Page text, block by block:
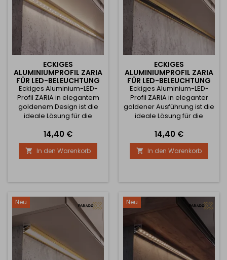
ECKIGES
ALUMINIUMPROFIL ZARIA
FÜR LED-BELEUCHTUNG
MIT TRANSPARENTER
ABDECKUNG / GOLD
Eckiges Aluminium-LED-
Profil ZARIA in elegantem
goldenem Design ist die
ideale Lösung für die
im Winkel von 45°, wodurch
das Licht optimal genau
dorthin gelenkt wird, wo Sie
es benötigen. Es eignet sich
Kleiderschränken und
weiteren Innenelementen.
Das Profil besteht...
Preis
14,40 €
 In den Warenkorb
ECKIGES
ALUMINIUMPROFIL ZARIA
FÜR LED-BELEUCHTUNG
MIT SCHWARZER
ABDECKUNG / GOLD
Eckiges Aluminium-LED-
Profil ZARIA in eleganter
goldener Ausführung ist die
ideale Lösung für die
im Winkel von 45°, wodurch
das Licht optimal genau
dorthin gelenkt wird, wo Sie
es benötigen. Es eignet sich
Kleiderschränken und
weiteren Innenelementen.
Das Profil...
Preis
14,40 €
 In den Warenkorb
Neu Neu